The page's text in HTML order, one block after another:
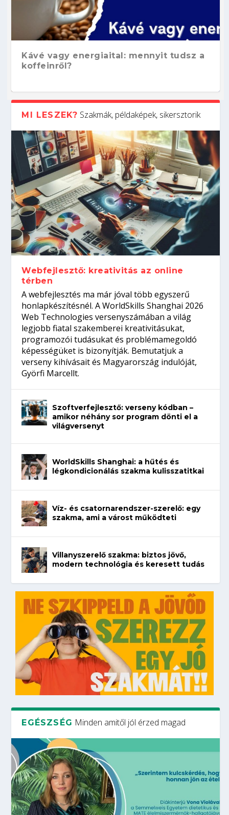
Kávé vagy energiaital: mennyit tudsz a
koffeinről?
Hogyan készíts ATS-barát önéletrajzot?
Így növelheted az esélyedet az
állásinterjúra...
Kitalálod, mire használják ezeket a
gépeket?
Nem sikerült az egyetemi felvételi?
Tanulj szakmát!
Szoftverfejlesztő: verseny kódban –
amikor néhány sor program dönti el a
világversenyt...
MI LESZEK? Szakmák, példaképek, sikersztorik
Webfejlesztő: kreativitás az online
térben
A webfejlesztés ma már jóval több egyszerű
honlapkészítésnél. A WorldSkills Shanghai 2026
Web Technologies versenyszámában a világ
legjobb fiatal szakemberei kreativitásukat,
programozói tudásukat és problémamegoldó
képességüket is bizonyítják. Bemutatjuk a
verseny kihívásait és Magyarország indulóját,
Györfi Marcellt.
Szoftverfejlesztő: verseny kódban –
amikor néhány sor program dönti el a
világversenyt
WorldSkills Shanghai: a hűtés és
légkondicionálás szakma kulisszatitkai
Víz- és csatornarendszer-szerelő: egy
szakma, ami a várost működteti
Villanyszerelő szakma: biztos jövő,
modern technológia és keresett tudás
EGÉSZSÉG Minden amitől jól érzed magad